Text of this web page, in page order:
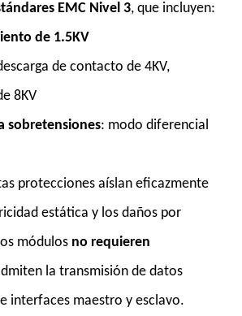
EMC Nivel 3, que incluyen:
de 1.5KV
de contacto de 4KV,
8KV
sobretensiones: modo diferencial
protecciones aíslan eficazmente
estática y los daños por
módulos no requieren
la transmisión de datos
interfaces maestro y esclavo.